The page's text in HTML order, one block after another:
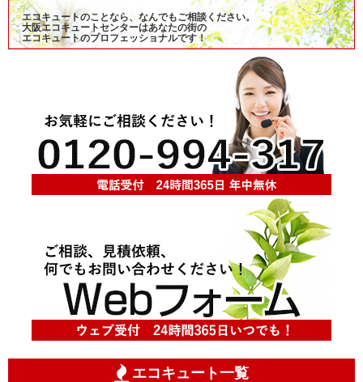
エコキュートのことなら、なんでもご相談ください。
大阪エコキュートセンターはあなたの街の
エコキュートのプロフェッショナルです！
エコキュート一覧